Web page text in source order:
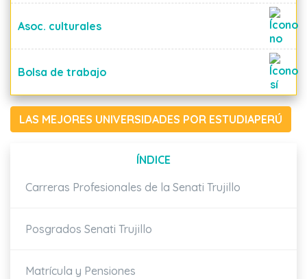
Asoc. culturales
Bolsa de trabajo
LAS MEJORES UNIVERSIDADES POR ESTUDIAPERÚ
ÍNDICE
Carreras Profesionales de la Senati Trujillo
Posgrados Senati Trujillo
Matrícula y Pensiones